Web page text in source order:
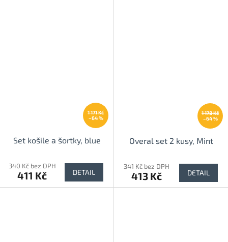
1 171 Kč
–64 %
Set košile a šortky, blue
340 Kč bez DPH
411 Kč DETAIL
1 178 Kč
–64 %
Overal set 2 kusy, Mint
341 Kč bez DPH
413 Kč DETAIL